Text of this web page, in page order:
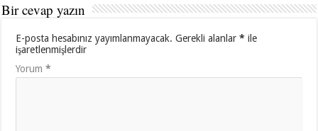
Bir cevap yazın
E-posta hesabınız yayımlanmayacak. Gerekli alanlar* ile
işaretlenmişlerdir
Yorum*